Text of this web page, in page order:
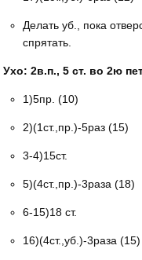
Делать уб., пока
спрятать.
Ухо: 2в.п., 5 ст. во 2ю
1)5пр. (10)
2)(1ст.,пр.)-5раз (15)
3-4)15ст.
5)(4ст.,пр.)-3раза (18)
6-15)18 ст.
16)(4ст.,уб.)-3раза (15)